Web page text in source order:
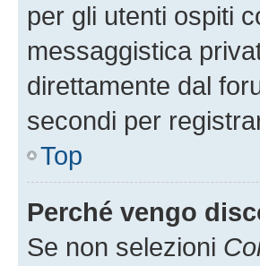
per gli utenti ospiti
messaggistica
direttamente dal
secondi per
Top
Perché vengo
Se non selezioni